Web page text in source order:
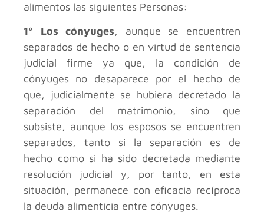
alimentos las siguientes Personas:
1º Los cónyuges, aunque se encuentren
separados de hecho o en virtud de sentencia
judicial firme ya que, la condición de
cónyuges no desaparece por el hecho de
que, judicialmente se hubiera decretado la
separación del matrimonio, sino que
subsiste, aunque los esposos se encuentren
separados, tanto si la separación es de
hecho como si ha sido decretada mediante
resolución judicial y, por tanto, en esta
situación, permanece con eficacia recíproca
la deuda alimenticia entre cónyuges.